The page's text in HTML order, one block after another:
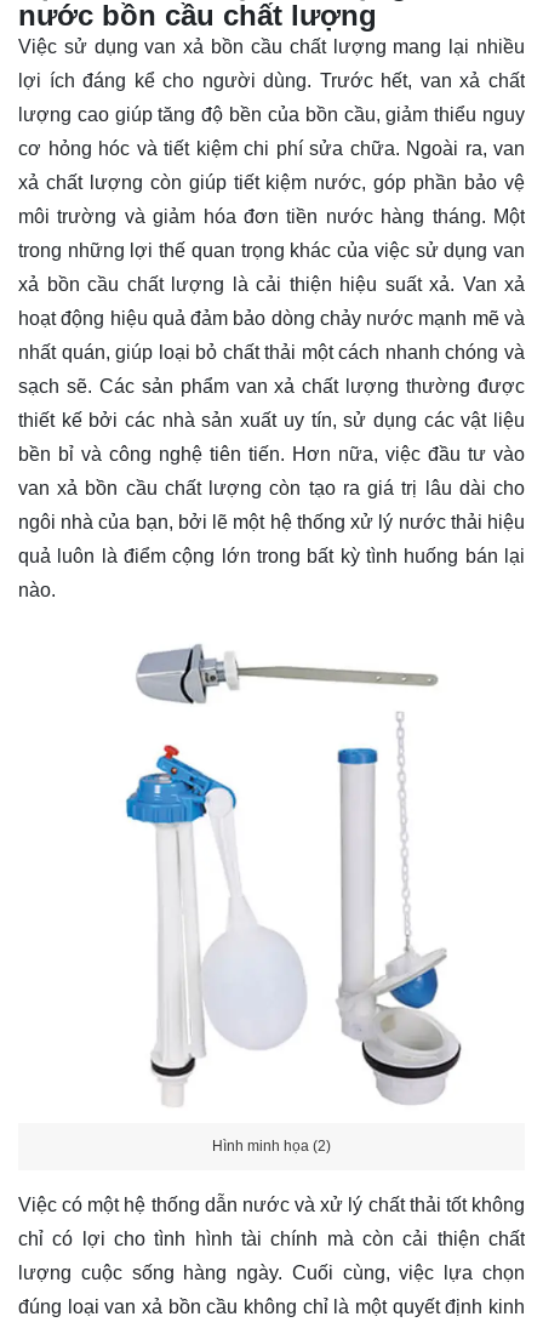
nước bồn cầu chất lượng
Việc sử dụng van xả bồn cầu chất lượng mang lại nhiều
lợi ích đáng kể cho người dùng. Trước hết, van xả chất
lượng cao giúp tăng độ bền của bồn cầu, giảm thiểu nguy
cơ hỏng hóc và tiết kiệm chi phí sửa chữa. Ngoài ra, van
xả chất lượng còn giúp tiết kiệm nước, góp phần bảo vệ
môi trường và giảm hóa đơn tiền nước hàng tháng. Một
trong những lợi thế quan trọng khác của việc sử dụng van
xả bồn cầu chất lượng là cải thiện hiệu suất xả. Van xả
hoạt động hiệu quả đảm bảo dòng chảy nước mạnh mẽ và
nhất quán, giúp loại bỏ chất thải một cách nhanh chóng và
sạch sẽ. Các sản phẩm van xả chất lượng thường được
thiết kế bởi các nhà sản xuất uy tín, sử dụng các vật liệu
bền bỉ và công nghệ tiên tiến. Hơn nữa, việc đầu tư vào
van xả bồn cầu chất lượng còn tạo ra giá trị lâu dài cho
ngôi nhà của bạn, bởi lẽ một hệ thống xử lý nước thải hiệu
quả luôn là điểm cộng lớn trong bất kỳ tình huống bán lại
nào.
Hình minh họa (2)
Việc có một hệ thống dẫn nước và xử lý chất thải tốt không
chỉ có lợi cho tình hình tài chính mà còn cải thiện chất
lượng cuộc sống hàng ngày. Cuối cùng, việc lựa chọn
đúng loại van xả bồn cầu không chỉ là một quyết định kinh